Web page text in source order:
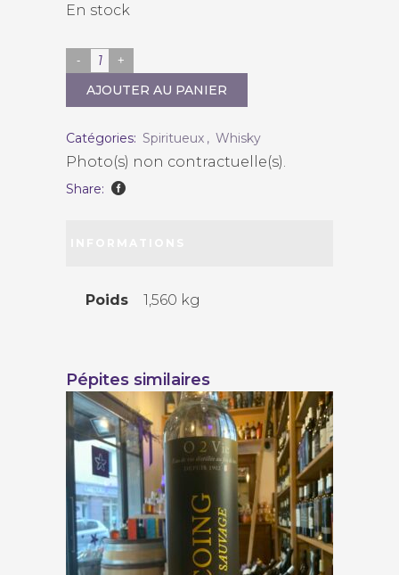
En stock
Tomatin
ans"
quantity
AJOUTER AU PANIER
Catégories: Spiritueux , Whisky
Photo(s) non contractuelle(s).
Share:
Poids 1,560 kg
Pépites similaires
Distillerie Nicoleau « O 2 Vie